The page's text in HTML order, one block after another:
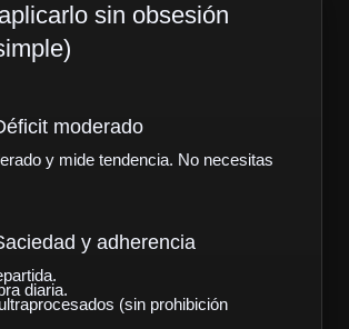
sin obsesión
moderado
y mide tendencia. No necesitas
y adherencia
diaria.
(sin prohibición